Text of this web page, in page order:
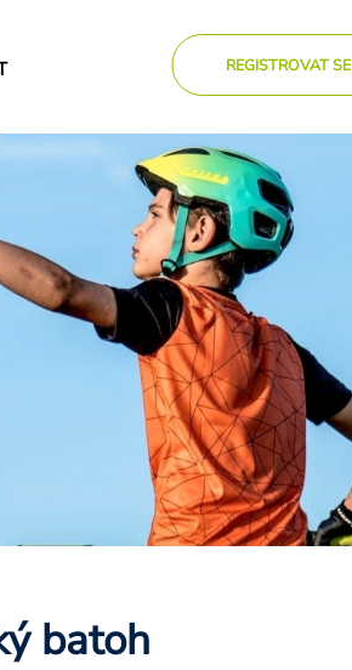
REGISTROVAT SE
batoh